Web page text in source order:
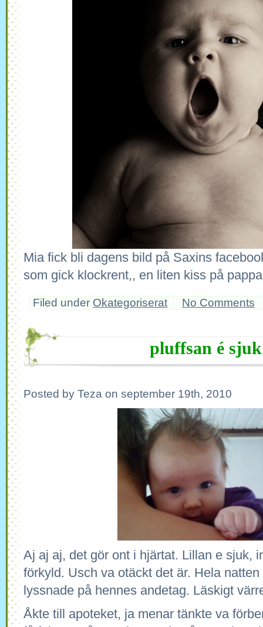
Mia fick bli dagens bild på Saxins
som gick klockrent,, en liten kiss på
Filed under Okategoriserat No Comments
pluffsan é sjuk
Posted by Teza on september 19th, 2010
Aj aj aj, det gör ont i hjärtat. Lillan e sjuk,
förkyld. Usch va otäckt det är. Hela
lyssnade på hennes andetag. Läskigt
Åkte till apoteket, ja menar tänkte va